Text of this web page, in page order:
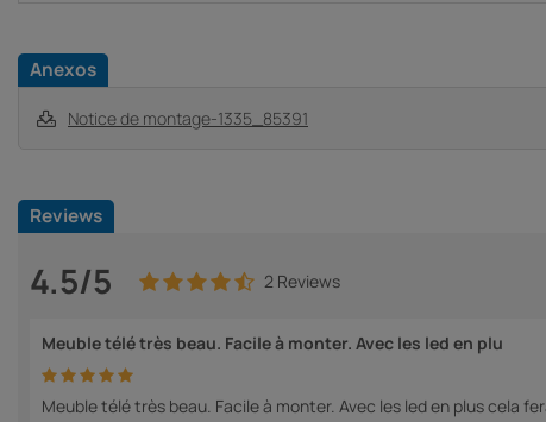
Anexos
Notice de montage-1335_85391
Reviews
4.5/5 2 Reviews
Meuble télé très beau. Facile à monter. Avec les led en plu
Meuble télé très beau. Facile à monter. Avec les led en plus cela